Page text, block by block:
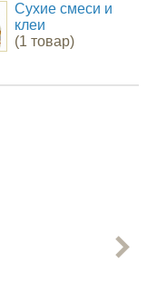
Сухие смеси и
клеи
(1 товар)